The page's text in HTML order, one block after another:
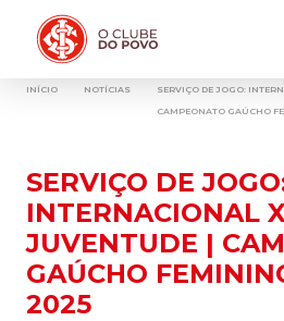
INÍCIO NOTÍCIAS
SERVIÇO DE JOGO:
CAMPEONATO GAÚCHO
SERVIÇO DE
INTERNACIONAL
JUVENTUDE |
GAÚCHO
2025